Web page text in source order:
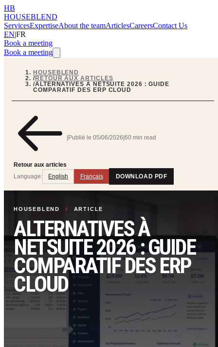
HB
HOUSEBLEND
ServicesExpertiseAbout the teamArticlesCareersContact Us
EN|FR
Book a meeting
Book a meeting
HOUSEBLEND
/RETOUR AUX ARTICLES
/ALTERNATIVES À NETSUITE 2026 : GUIDE
COMPARATIF DES ERP CLOUD
Retour aux articles
Publié le 05/06/2026 60 min read
Language: English Français DOWNLOAD PDF
HOUSEBLEND / ARTICLE
ALTERNATIVES À
NETSUITE 2026 : GUIDE
COMPARATIF DES ERP
CLOUD